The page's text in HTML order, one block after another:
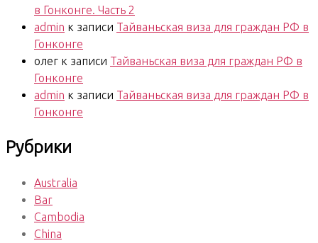
в Гонконге. Часть 2
admin к записи Тайваньская виза для граждан РФ в
Гонконге
олег к записи Тайваньская виза для граждан РФ в
Гонконге
admin к записи Тайваньская виза для граждан РФ в
Гонконге
Рубрики
Australia
Bar
Cambodia
China